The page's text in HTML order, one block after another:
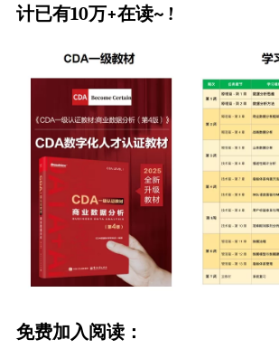
计已有10万+在读~ !
免费加入阅读：